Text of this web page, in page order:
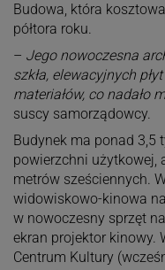
Budowa, która
półtora roku.
– Jego nowoczesna
szkła, elewacyjnych
materiałów, co nadało
suscy samorządowcy.
Budynek ma ponad 3,5
powierzchni użytkowej,
metrów sześciennych.
widowiskowo-kinowa
w nowoczesny sprzęt
ekran projektor kinowy.
Centrum Kultury